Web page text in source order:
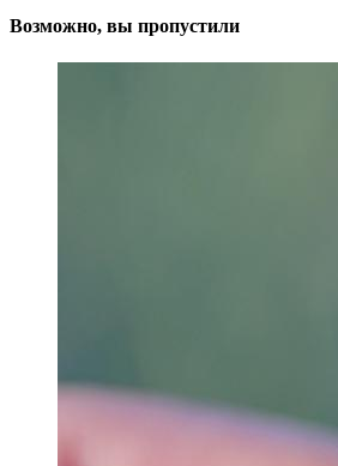
Возможно, вы пропустили